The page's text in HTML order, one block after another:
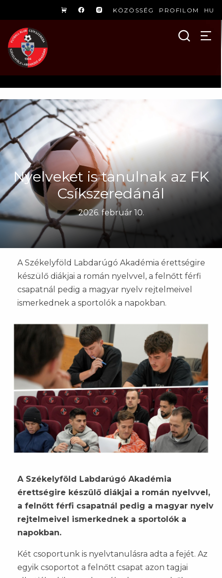
KÖZÖSSÉG PROFILOM HU
Nyelveket is tanulnak az FK
Csíkszeredánál
2026. február 10.
A Székelyföld Labdarúgó Akadémia érettségire
készülő diákjai a román nyelvvel, a felnőtt férfi
csapatnál pedig a magyar nyelv rejtelmeivel
ismerkednek a sportolók a napokban.
A Székelyföld Labdarúgó Akadémia
érettségire készülő diákjai a román nyelvvel,
a felnőtt férfi csapatnál pedig a magyar nyelv
rejtelmeivel ismerkednek a sportolók a
napokban.
Két csoportunk is nyelvtanulásra adta a fejét. Az
egyik csoportot a felnőtt csapat azon tagjai